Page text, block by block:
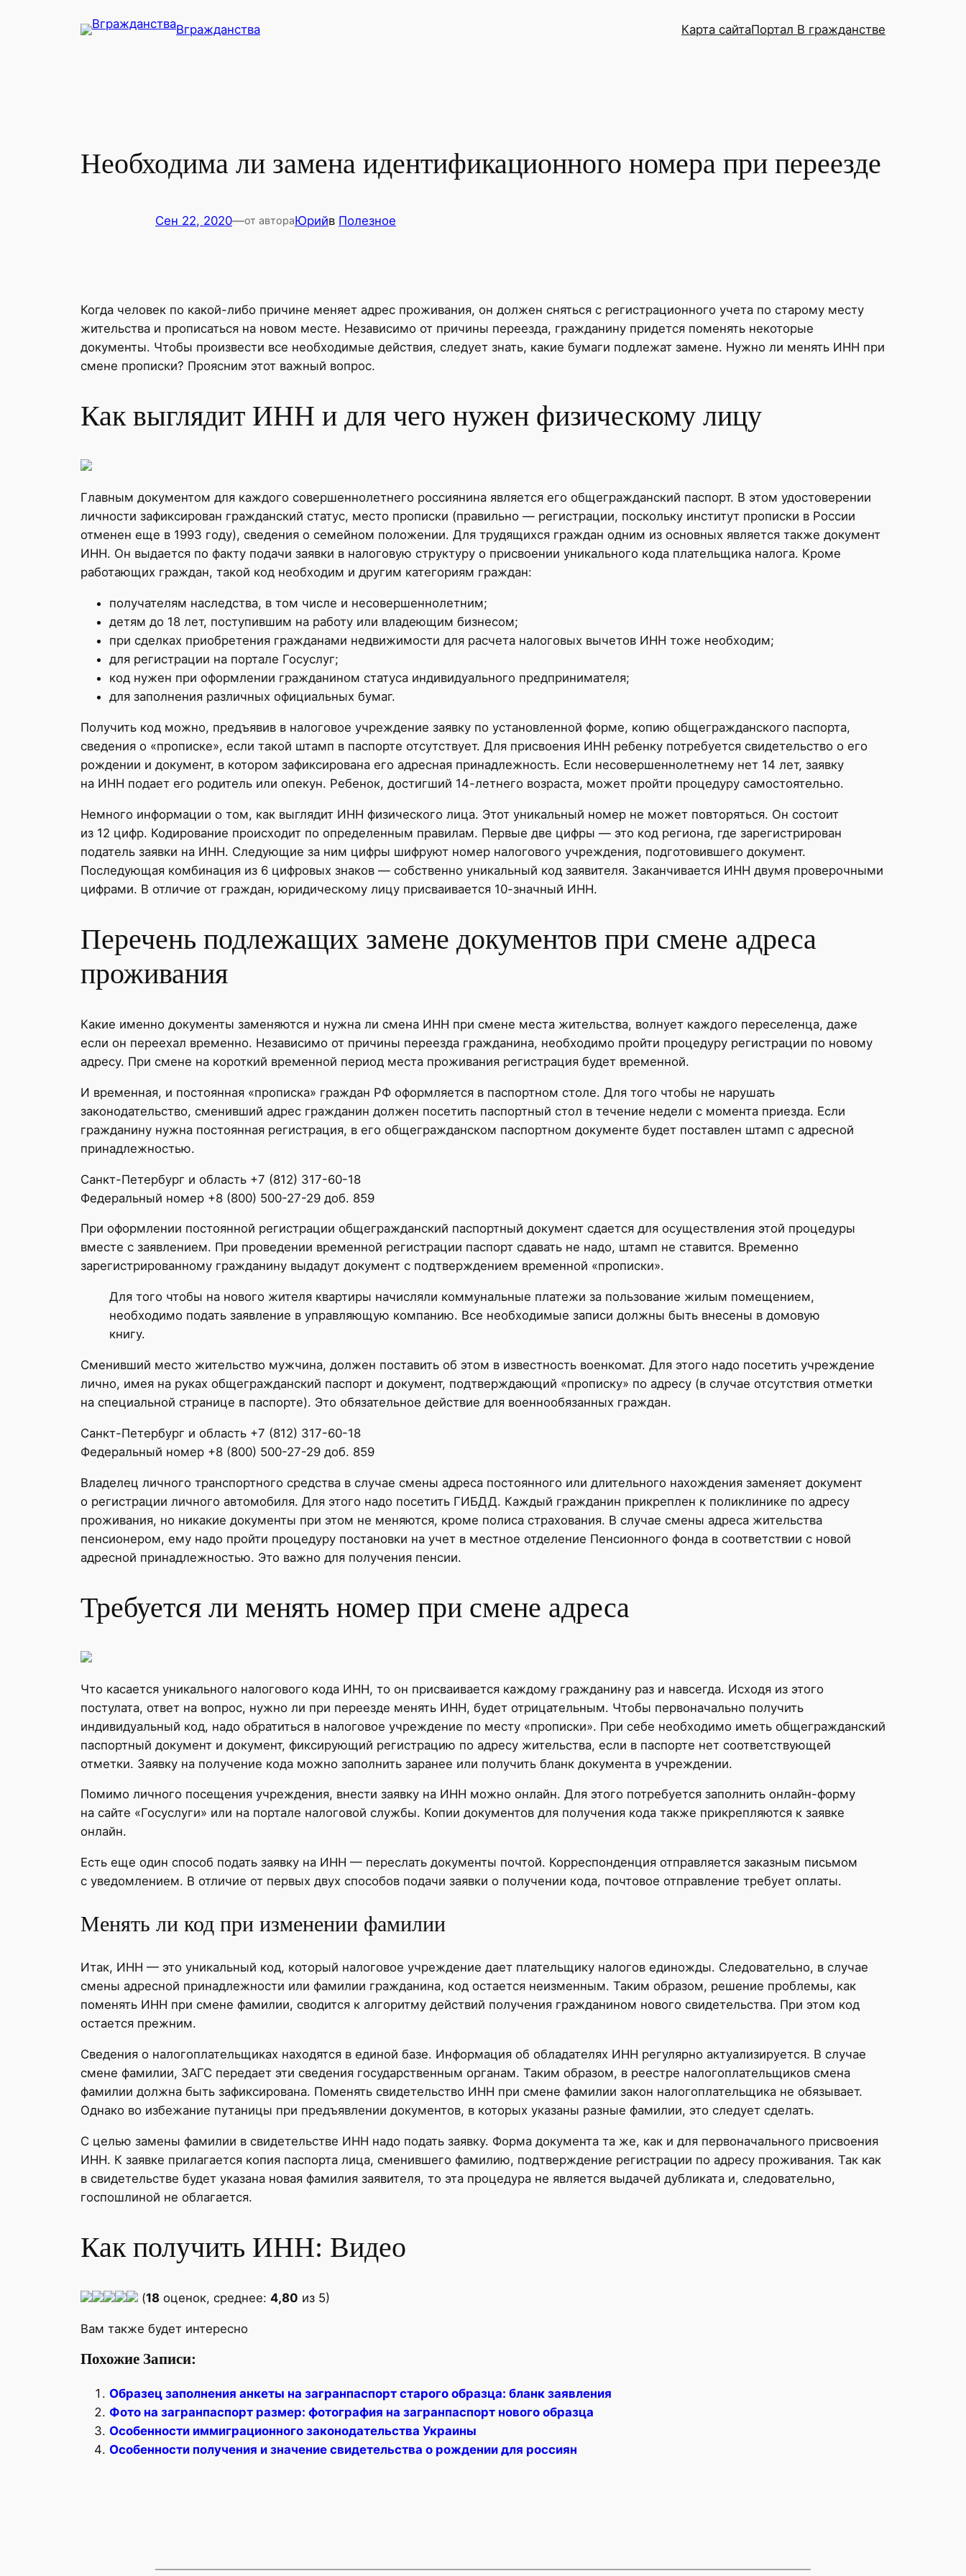
Вгражданства Карта сайтаПортал В гражданстве
Необходима ли замена идентификационного номера при переезде
Сен 22, 2020—от автораЮрийв Полезное
Когда человек по какой-либо причине меняет адрес проживания, он должен сняться с регистрационного учета по старому месту
жительства и прописаться на новом месте. Независимо от причины переезда, гражданину придется поменять некоторые
документы. Чтобы произвести все необходимые действия, следует знать, какие бумаги подлежат замене. Нужно ли менять ИНН при
смене прописки? Проясним этот важный вопрос.
Как выглядит ИНН и для чего нужен физическому лицу
Главным документом для каждого совершеннолетнего россиянина является его общегражданский паспорт. В этом удостоверении
личности зафиксирован гражданский статус, место прописки (правильно — регистрации, поскольку институт прописки в России
отменен еще в 1993 году), сведения о семейном положении. Для трудящихся граждан одним из основных является также документ
ИНН. Он выдается по факту подачи заявки в налоговую структуру о присвоении уникального кода плательщика налога. Кроме
работающих граждан, такой код необходим и другим категориям граждан:
получателям наследства, в том числе и несовершеннолетним;
детям до 18 лет, поступившим на работу или владеющим бизнесом;
при сделках приобретения гражданами недвижимости для расчета налоговых вычетов ИНН тоже необходим;
для регистрации на портале Госуслуг;
код нужен при оформлении гражданином статуса индивидуального предпринимателя;
для заполнения различных официальных бумаг.
Получить код можно, предъявив в налоговое учреждение заявку по установленной форме, копию общегражданского паспорта,
сведения о «прописке», если такой штамп в паспорте отсутствует. Для присвоения ИНН ребенку потребуется свидетельство о его
рождении и документ, в котором зафиксирована его адресная принадлежность. Если несовершеннолетнему нет 14 лет, заявку
на ИНН подает его родитель или опекун. Ребенок, достигший 14-летнего возраста, может пройти процедуру самостоятельно.
Немного информации о том, как выглядит ИНН физического лица. Этот уникальный номер не может повторяться. Он состоит
из 12 цифр. Кодирование происходит по определенным правилам. Первые две цифры — это код региона, где зарегистрирован
податель заявки на ИНН. Следующие за ним цифры шифруют номер налогового учреждения, подготовившего документ.
Последующая комбинация из 6 цифровых знаков — собственно уникальный код заявителя. Заканчивается ИНН двумя проверочными
цифрами. В отличие от граждан, юридическому лицу присваивается 10-значный ИНН.
Перечень подлежащих замене документов при смене адреса
проживания
Какие именно документы заменяются и нужна ли смена ИНН при смене места жительства, волнует каждого переселенца, даже
если он переехал временно. Независимо от причины переезда гражданина, необходимо пройти процедуру регистрации по новому
адресу. При смене на короткий временной период места проживания регистрация будет временной.
И временная, и постоянная «прописка» граждан РФ оформляется в паспортном столе. Для того чтобы не нарушать
законодательство, сменивший адрес гражданин должен посетить паспортный стол в течение недели с момента приезда. Если
гражданину нужна постоянная регистрация, в его общегражданском паспортном документе будет поставлен штамп с адресной
принадлежностью.
Санкт-Петербург и область +7 (812) 317-60-18
Федеральный номер +8 (800) 500-27-29 доб. 859
При оформлении постоянной регистрации общегражданский паспортный документ сдается для осуществления этой процедуры
вместе с заявлением. При проведении временной регистрации паспорт сдавать не надо, штамп не ставится. Временно
зарегистрированному гражданину выдадут документ с подтверждением временной «прописки».
Для того чтобы на нового жителя квартиры начисляли коммунальные платежи за пользование жилым помещением,
необходимо подать заявление в управляющую компанию. Все необходимые записи должны быть внесены в домовую
книгу.
Сменивший место жительство мужчина, должен поставить об этом в известность военкомат. Для этого надо посетить учреждение
лично, имея на руках общегражданский паспорт и документ, подтверждающий «прописку» по адресу (в случае отсутствия отметки
на специальной странице в паспорте). Это обязательное действие для военнообязанных граждан.
Санкт-Петербург и область +7 (812) 317-60-18
Федеральный номер +8 (800) 500-27-29 доб. 859
Владелец личного транспортного средства в случае смены адреса постоянного или длительного нахождения заменяет документ
о регистрации личного автомобиля. Для этого надо посетить ГИБДД. Каждый гражданин прикреплен к поликлинике по адресу
проживания, но никакие документы при этом не меняются, кроме полиса страхования. В случае смены адреса жительства
пенсионером, ему надо пройти процедуру постановки на учет в местное отделение Пенсионного фонда в соответствии с новой
адресной принадлежностью. Это важно для получения пенсии.
Требуется ли менять номер при смене адреса
Что касается уникального налогового кода ИНН, то он присваивается каждому гражданину раз и навсегда. Исходя из этого
постулата, ответ на вопрос, нужно ли при переезде менять ИНН, будет отрицательным. Чтобы первоначально получить
индивидуальный код, надо обратиться в налоговое учреждение по месту «прописки». При себе необходимо иметь общегражданский
паспортный документ и документ, фиксирующий регистрацию по адресу жительства, если в паспорте нет соответствующей
отметки. Заявку на получение кода можно заполнить заранее или получить бланк документа в учреждении.
Помимо личного посещения учреждения, внести заявку на ИНН можно онлайн. Для этого потребуется заполнить онлайн-форму
на сайте «Госуслуги» или на портале налоговой службы. Копии документов для получения кода также прикрепляются к заявке
онлайн.
Есть еще один способ подать заявку на ИНН — переслать документы почтой. Корреспонденция отправляется заказным письмом
с уведомлением. В отличие от первых двух способов подачи заявки о получении кода, почтовое отправление требует оплаты.
Менять ли код при изменении фамилии
Итак, ИНН — это уникальный код, который налоговое учреждение дает плательщику налогов единожды. Следовательно, в случае
смены адресной принадлежности или фамилии гражданина, код остается неизменным. Таким образом, решение проблемы, как
поменять ИНН при смене фамилии, сводится к алгоритму действий получения гражданином нового свидетельства. При этом код
остается прежним.
Сведения о налогоплательщиках находятся в единой базе. Информация об обладателях ИНН регулярно актуализируется. В случае
смене фамилии, ЗАГС передает эти сведения государственным органам. Таким образом, в реестре налогоплательщиков смена
фамилии должна быть зафиксирована. Поменять свидетельство ИНН при смене фамилии закон налогоплательщика не обязывает.
Однако во избежание путаницы при предъявлении документов, в которых указаны разные фамилии, это следует сделать.
С целью замены фамилии в свидетельстве ИНН надо подать заявку. Форма документа та же, как и для первоначального присвоения
ИНН. К заявке прилагается копия паспорта лица, сменившего фамилию, подтверждение регистрации по адресу проживания. Так как
в свидетельстве будет указана новая фамилия заявителя, то эта процедура не является выдачей дубликата и, следовательно,
госпошлиной не облагается.
Как получить ИНН: Видео
(18 оценок, среднее: 4,80 из 5)
Вам также будет интересно
Похожие Записи:
Образец заполнения анкеты на загранпаспорт старого образца: бланк заявления
Фото на загранпаспорт размер: фотография на загранпаспорт нового образца
Особенности иммиграционного законодательства Украины
Особенности получения и значение свидетельства о рождении для россиян